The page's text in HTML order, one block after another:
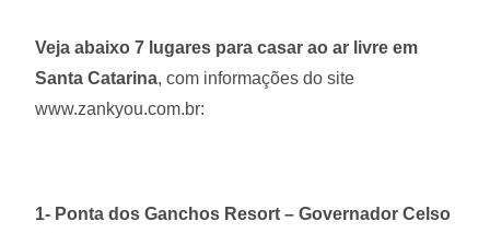
Veja abaixo 7 lugares para casar ao ar livre em
Santa Catarina, com informações do site
www.zankyou.com.br:
1- Ponta dos Ganchos Resort – Governador Celso